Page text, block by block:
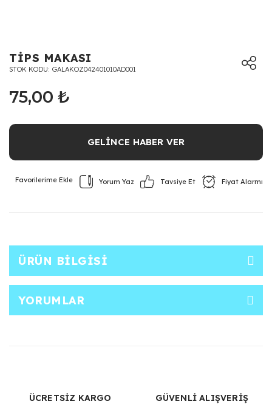
TİPS MAKASI
STOK KODU GALAKOZ042401010AD001
75,00 ₺
GELİNCE HABER VER
Yorum Yaz Tavsiye Et Fiyat Alarmı
ÜRÜN BILGISI
YORUMLAR
ÜCRETSİZ KARGO GÜVENLİ ALIŞVERİŞ